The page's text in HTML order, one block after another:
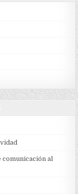
comunicación al